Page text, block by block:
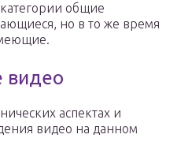
общие
но в то же время
видео
аспектах и
видео на данном